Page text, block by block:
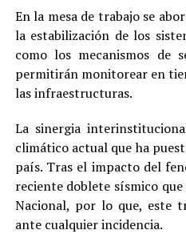
En la mesa de trabajo se
la estabilización de los
como los mecanismos de
permitirán monitorear en
las infraestructuras.
La sinergia
climático actual que ha
país. Tras el impacto del
reciente doblete sísmico
Nacional, por lo que, este
ante cualquier incidencia.